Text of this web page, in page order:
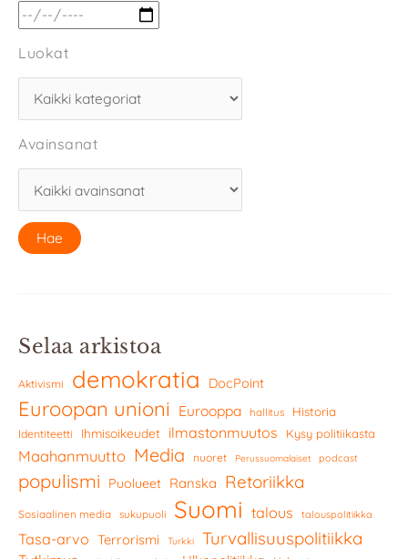
Luokat
Avainsanat
Selaa arkistoa
Aktivismi demokratia DocPoint
Euroopan unioni Eurooppa hallitus Historia
Identiteetti Ihmisoikeudet ilmastonmuutos Kysy politiikasta
Maahanmuutto Media nuoret Perussuomalaiset podcast
populismi Puolueet Ranska Retoriikka
Sosiaalinen media sukupuoli Suomi talous talouspolitiikka
Tasa-arvo Terrorismi Turkki Turvallisuuspolitiikka